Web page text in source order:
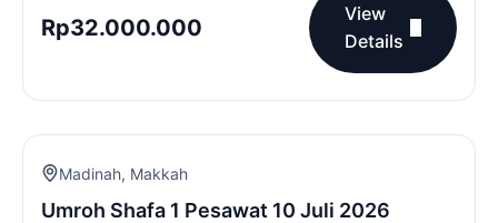
Rp32.000.000
View
Details
Madinah, Makkah
Umroh Shafa 1 Pesawat 10 Juli 2026